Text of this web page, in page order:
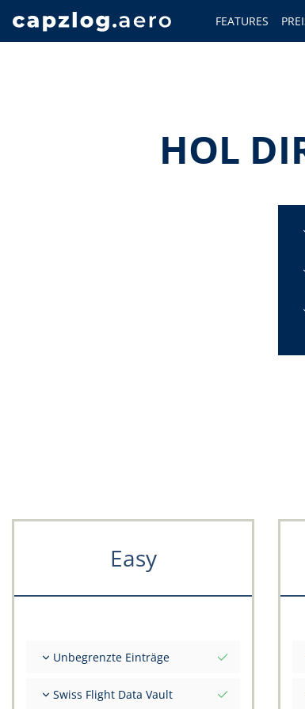
FEATURES
HOL
Easy
Unbegrenzte Einträge
Unbegrenzte Anzahl FSTD
Swiss Flight Data Vault